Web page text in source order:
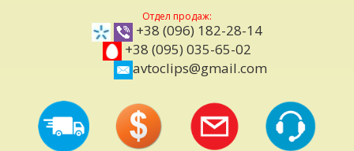
Отдел продаж:
+38 (096) 182-28-14
+38 (095) 035-65-02
avtoclips@gmail.com